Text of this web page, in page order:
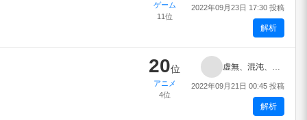
ゲーム
11位
2022年09月23日 17:30 投稿
解析
20位
アニメ
4位
虚無、混沌、無限の権化
2022年09月21日 00:45 投稿
解析